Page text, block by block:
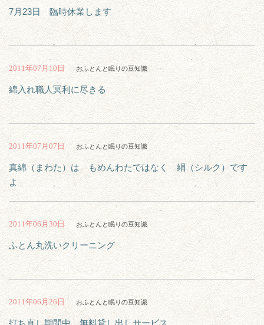
7月23日 臨時休業します
2011年07月10日 おふとんと眠りの豆知識
綿入れ職人冥利に尽きる
2011年07月07日 おふとんと眠りの豆知識
真綿（まわた）は もめんわたではなく 絹（シルク）です
よ
2011年06月30日 おふとんと眠りの豆知識
ふとん丸洗いクリーニング
2011年06月26日 おふとんと眠りの豆知識